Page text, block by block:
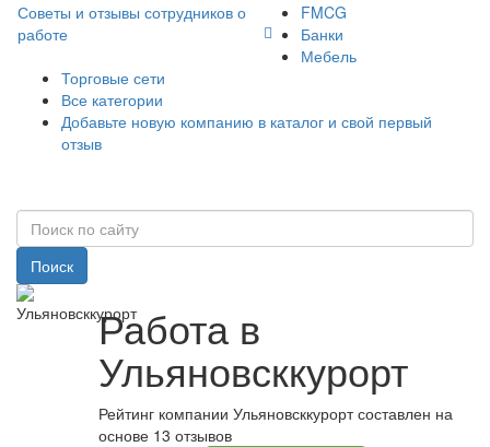
Советы и отзывы сотрудников о
работе
FMCG
Банки
Мебель
Торговые сети
Все категории
Добавьте новую компанию в каталог и свой первый
отзыв
Поиск
Работа в
Ульяновсккурорт
Рейтинг компании Ульяновсккурорт составлен на
основе 13 отзывов